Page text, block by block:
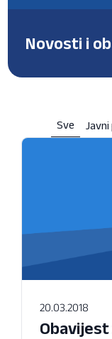
Novosti i
Javni
Sve
20.03.2018